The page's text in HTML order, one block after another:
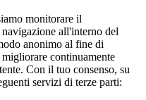
monitorare il
all'interno del
anonimo al fine di
continuamente
Con il tuo consenso, su
servizi di terze parti: